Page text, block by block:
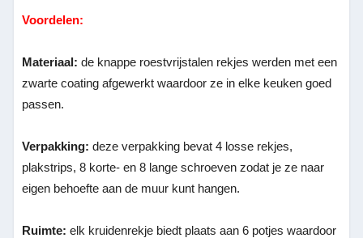
Voordelen:
Materiaal: de knappe roestvrijstalen rekjes werden met een
zwarte coating afgewerkt waardoor ze in elke keuken goed
passen.
Verpakking: deze verpakking bevat 4 losse rekjes,
plakstrips, 8 korte- en 8 lange schroeven zodat je ze naar
eigen behoefte aan de muur kunt hangen.
Ruimte: elk kruidenrekje biedt plaats aan 6 potjes waardoor